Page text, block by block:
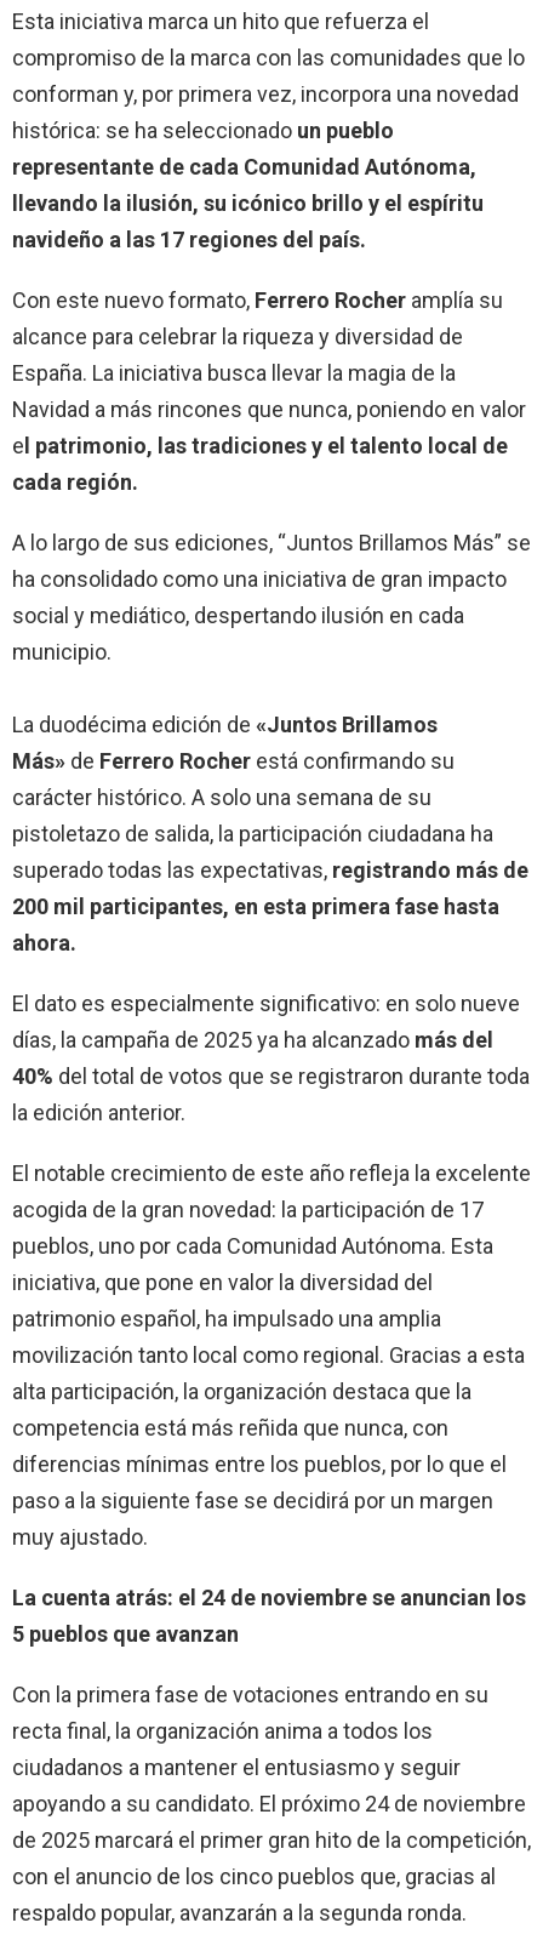
Esta iniciativa marca un hito que refuerza el
compromiso de la marca con las comunidades que lo
conforman y, por primera vez, incorpora una novedad
histórica: se ha seleccionado un pueblo
representante de cada Comunidad Autónoma,
llevando la ilusión, su icónico brillo y el espíritu
navideño a las 17 regiones del país.
Con este nuevo formato, Ferrero Rocher amplía su
alcance para celebrar la riqueza y diversidad de
España. La iniciativa busca llevar la magia de la
Navidad a más rincones que nunca, poniendo en valor
el patrimonio, las tradiciones y el talento local de
cada región.
A lo largo de sus ediciones, “Juntos Brillamos Más” se
ha consolidado como una iniciativa de gran impacto
social y mediático, despertando ilusión en cada
municipio.
La duodécima edición de «Juntos Brillamos
Más» de Ferrero Rocher está confirmando su
carácter histórico. A solo una semana de su
pistoletazo de salida, la participación ciudadana ha
superado todas las expectativas, registrando más de
200 mil participantes, en esta primera fase hasta
ahora.
El dato es especialmente significativo: en solo nueve
días, la campaña de 2025 ya ha alcanzado más del
40% del total de votos que se registraron durante toda
la edición anterior.
El notable crecimiento de este año refleja la excelente
acogida de la gran novedad: la participación de 17
pueblos, uno por cada Comunidad Autónoma. Esta
iniciativa, que pone en valor la diversidad del
patrimonio español, ha impulsado una amplia
movilización tanto local como regional. Gracias a esta
alta participación, la organización destaca que la
competencia está más reñida que nunca, con
diferencias mínimas entre los pueblos, por lo que el
paso a la siguiente fase se decidirá por un margen
muy ajustado.
La cuenta atrás: el 24 de noviembre se anuncian los
5 pueblos que avanzan
Con la primera fase de votaciones entrando en su
recta final, la organización anima a todos los
ciudadanos a mantener el entusiasmo y seguir
apoyando a su candidato. El próximo 24 de noviembre
de 2025 marcará el primer gran hito de la competición,
con el anuncio de los cinco pueblos que, gracias al
respaldo popular, avanzarán a la segunda ronda.